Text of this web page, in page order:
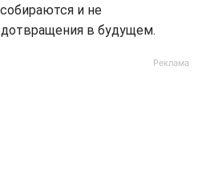
и не
в будущем.